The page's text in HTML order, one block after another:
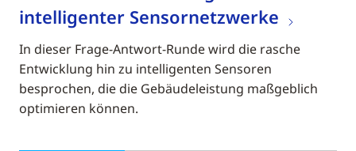
intelligenter Sensornetzwerke
In dieser Frage-Antwort-Runde wird die rasche
Entwicklung hin zu intelligenten Sensoren
besprochen, die die Gebäudeleistung maßgeblich
optimieren können.